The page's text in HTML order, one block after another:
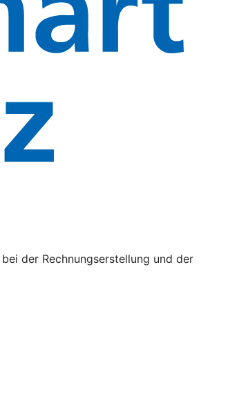
der Rechnungserstellung und der